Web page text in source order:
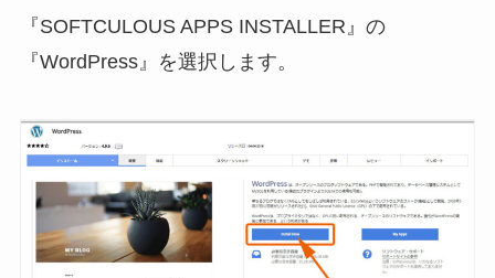
『SOFTCULOUS APPS INSTALLER』の
『WordPress』を選択します。